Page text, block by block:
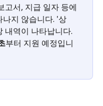
고서, 지급 일자 등에
지 않습니다. '상
내역이 나타납니다.
부터 지원 예정입니